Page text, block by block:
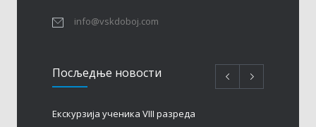
info@vskdoboj.com
Посљедњe новости
Eкскурзија ученика VIII разреда